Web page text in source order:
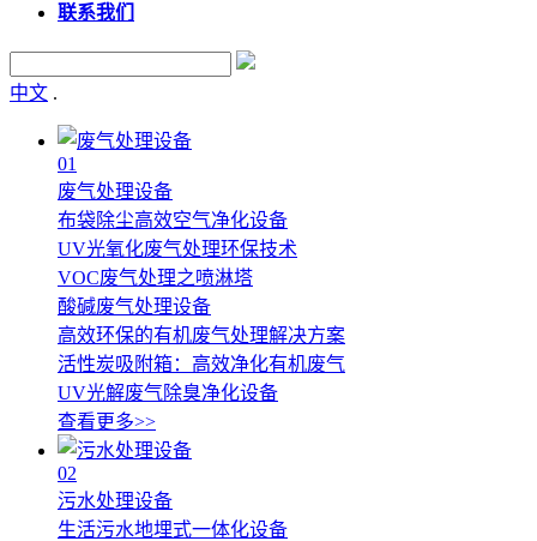
联系我们
中文 .
01
废气处理设备
布袋除尘高效空气净化设备
UV光氧化废气处理环保技术
VOC废气处理之喷淋塔
酸碱废气处理设备
高效环保的有机废气处理解决方案
活性炭吸附箱：高效净化有机废气
UV光解废气除臭净化设备
查看更多>>
02
污水处理设备
生活污水地埋式一体化设备